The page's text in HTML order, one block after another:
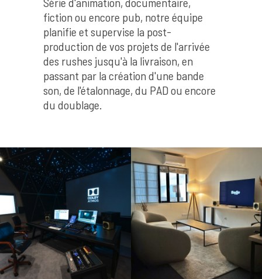
fiction ou encore pub, notre équipe
planifie et supervise la post-
production de vos projets de l'arrivée
des rushes jusqu'à la livraison, en
passant par la création d'une bande
son, de l'étalonnage, du PAD ou encore
du doublage.